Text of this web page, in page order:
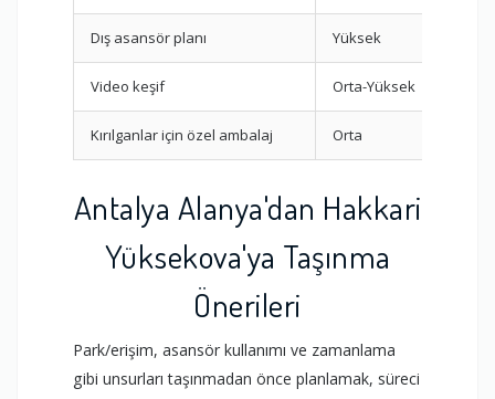
Dış asansör planı Yüksek
Video keşif Orta-Yüksek
Kırılganlar için özel ambalaj Orta
Antalya Alanya'dan Hakkari
Yüksekova'ya Taşınma
Önerileri
Park/erişim, asansör kullanımı ve zamanlama
gibi unsurları taşınmadan önce planlamak, süreci